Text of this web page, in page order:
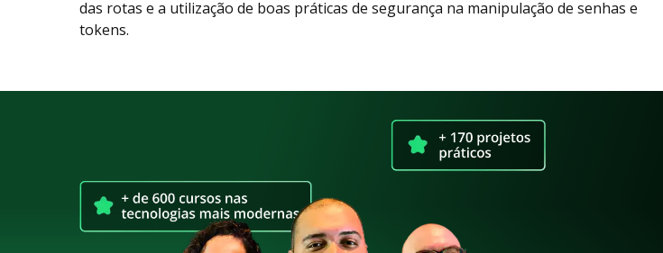
das rotas e a utilização de boas práticas de segurança na manipulação de senhas e
tokens.